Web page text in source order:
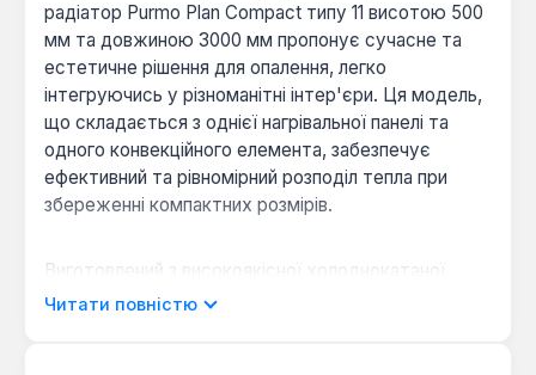
радіатор Purmo Plan Compact типу 11 висотою 500
мм та довжиною 3000 мм пропонує сучасне та
естетичне рішення для опалення, легко
інтегруючись у різноманітні інтер'єри. Ця модель,
що складається з однієї нагрівальної панелі та
одного конвекційного елемента, забезпечує
ефективний та рівномірний розподіл тепла при
збереженні компактних розмірів.
Виготовлений з високоякісної холоднокатаної
сталі товщиною 1.25 мм, радіатор гарантує
Читати повністю